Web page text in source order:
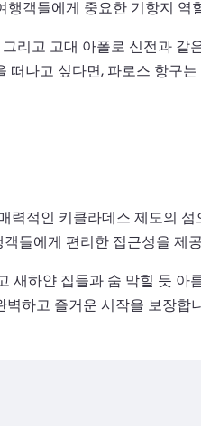
객들에게 중요한 기항지 역
리고 고대 아폴로 신전과
나고 싶다면, 파로스 항구
력적인 키클라데스 제도의
들에게 편리한 접근성을 제
새하얀 집들과 숨 막힐 듯
하고 즐거운 시작을 보장합